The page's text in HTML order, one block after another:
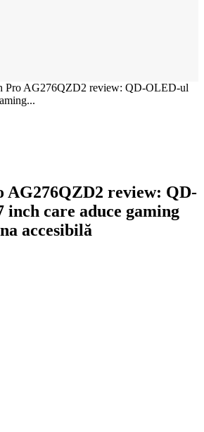
Pro AG276QZD2 review: QD-OLED-ul
AG276QZD2 review: QD-
inch care aduce gaming
accesibilă